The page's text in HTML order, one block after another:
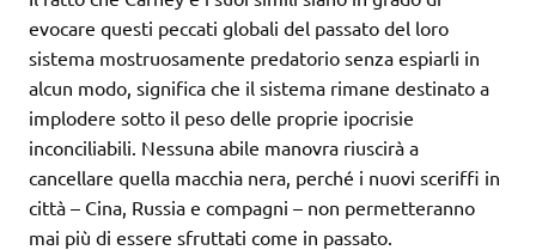
evocare questi peccati globali del passato del loro
sistema mostruosamente predatorio senza espiarli in
alcun modo, significa che il sistema rimane destinato a
implodere sotto il peso delle proprie ipocrisie
inconciliabili. Nessuna abile manovra riuscirà a
cancellare quella macchia nera, perché i nuovi sceriffi in
città – Cina, Russia e compagni – non permetteranno
mai più di essere sfruttati come in passato.